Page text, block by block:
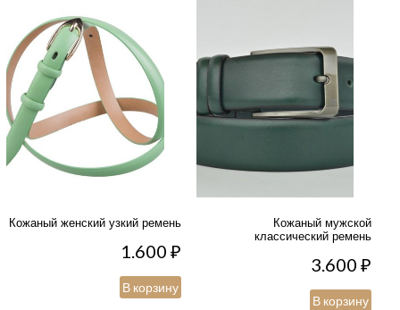
Кожаный женский узкий ремень
1.600₽
В корзину
Кожаный мужской
классический ремень
3.600₽
В корзину